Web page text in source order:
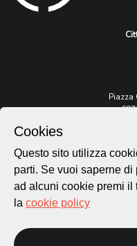
Piazza
t.
Cookies
Questo sito utilizza
parti. Se vuoi saperne
ad alcuni cookie premi il
la cookie policy